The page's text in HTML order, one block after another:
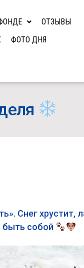
ОТЗЫВЫ
ФОТО ДНЯ
Снег хрустит,
быть собой